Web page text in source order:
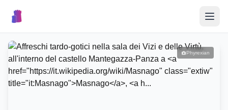
🎉Events
🏘️Villages
Phyrexian